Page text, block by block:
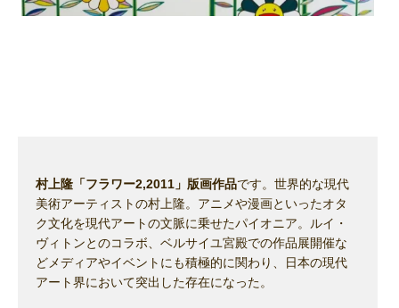
村上隆「フラワー2,2011」版画作品です。世界的な現代
美術アーティストの村上隆。アニメや漫画といったオタ
ク文化を現代アートの文脈に乗せたパイオニア。ルイ・
ヴィトンとのコラボ、ベルサイユ宮殿での作品展開催な
どメディアやイベントにも積極的に関わり、日本の現代
アート界において突出した存在になった。